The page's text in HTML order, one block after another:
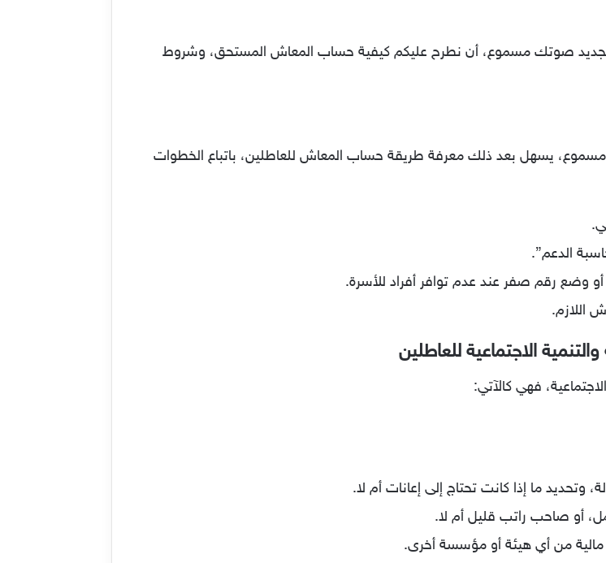
الجديد صوتك مسموع، أن نطرح عليكم كيفية حساب المعاش المستحق، وشروط
يسهل بعد ذلك معرفة طريقة حساب المعاش للعاطلين، باتباع الخطوات
الدعم”.
أو وضع رقم صفر عند عدم توافر أفراد للأسرة.
اللازم.
الاجتماعية للعاطلين
فهي كالآتي:
وتحديد ما إذا كانت تحتاج إلى إعانات أم لا.
أو صاحب راتب قليل أم لا.
مالية من أي هيئة أو مؤسسة أخرى.